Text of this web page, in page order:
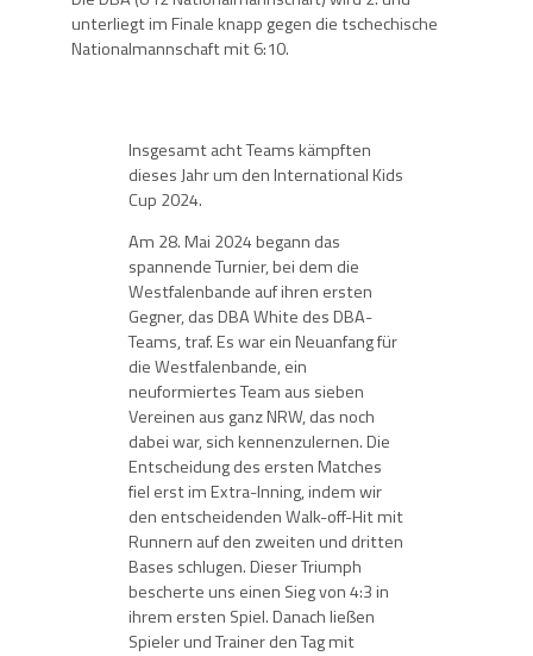
unterliegt im Finale knapp gegen die tschechische
Nationalmannschaft mit 6:10.
Insgesamt acht Teams kämpften
dieses Jahr um den International Kids
Cup 2024.
Am 28. Mai 2024 begann das
spannende Turnier, bei dem die
Westfalenbande auf ihren ersten
Gegner, das DBA White des DBA-
Teams, traf. Es war ein Neuanfang für
die Westfalenbande, ein
neuformiertes Team aus sieben
Vereinen aus ganz NRW, das noch
dabei war, sich kennenzulernen. Die
Entscheidung des ersten Matches
fiel erst im Extra-Inning, indem wir
den entscheidenden Walk-off-Hit mit
Runnern auf den zweiten und dritten
Bases schlugen. Dieser Triumph
bescherte uns einen Sieg von 4:3 in
ihrem ersten Spiel. Danach ließen
Spieler und Trainer den Tag mit